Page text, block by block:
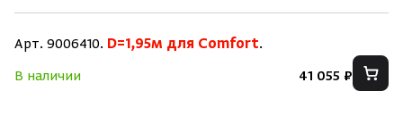
Арт. 9006410. D=1,95м для Comfort.
В наличии
41 055 ₽